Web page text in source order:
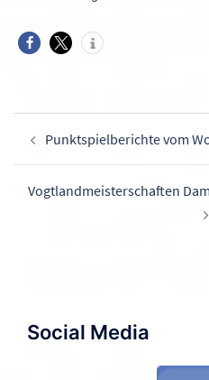
Punktspielberichte vom
Vogtlandmeisterschaften
Social Media